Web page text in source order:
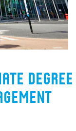
degree